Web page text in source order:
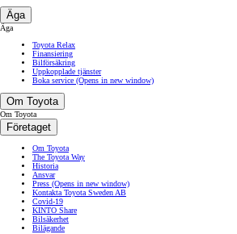
Äga
Äga
Toyota Relax
Finansiering
Bilförsäkring
Uppkopplade tjänster
Boka service (Opens in new window)
Om Toyota
Om Toyota
Företaget
Om Toyota
The Toyota Way
Historia
Ansvar
Press (Opens in new window)
Kontakta Toyota Sweden AB
Covid-19
KINTO Share
Bilsäkerhet
Bilägande